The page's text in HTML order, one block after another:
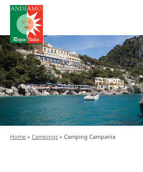
Home » Campings » Camping Campania